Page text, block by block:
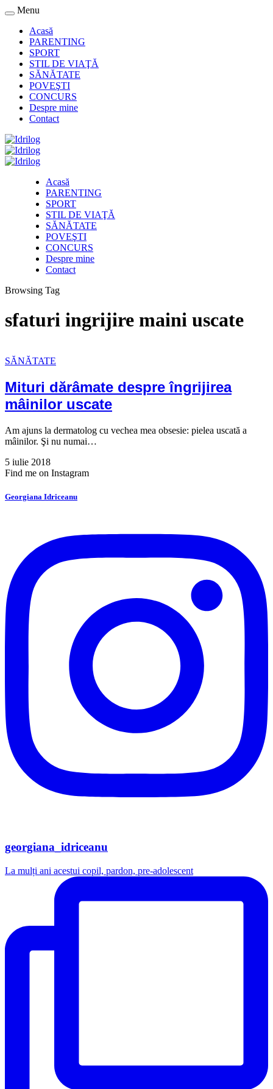
Menu
Acasă
PARENTING
SPORT
STIL DE VIAŢĂ
SĂNĂTATE
POVEŞTI
CONCURS
Despre mine
Contact
Acasă
PARENTING
SPORT
STIL DE VIAŢĂ
SĂNĂTATE
POVEŞTI
CONCURS
Despre mine
Contact
Browsing Tag
sfaturi ingrijire maini uscate
SĂNĂTATE
Mituri dărâmate despre îngrijirea
mâinilor uscate
Am ajuns la dermatolog cu vechea mea obsesie: pielea uscată a
mâinilor. Şi nu numai…
5 iulie 2018
Find me on Instagram
Georgiana Idriceanu
georgiana_idriceanu
La mulți ani acestui copil, pardon, pre-adolescent